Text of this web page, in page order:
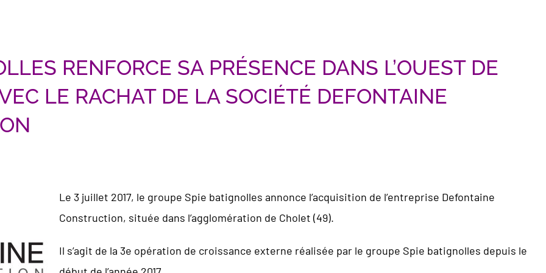
RENFORCE SA PRÉSENCE DANS L’OUEST DE
LE RACHAT DE LA SOCIÉTÉ DEFONTAINE
Le 3 juillet 2017, le groupe Spie batignolles annonce l’acquisition de l’entreprise Defontaine
Construction, située dans l’agglomération de Cholet (49).
Il s’agit de la 3e opération de croissance externe réalisée par le groupe Spie batignolles depuis le